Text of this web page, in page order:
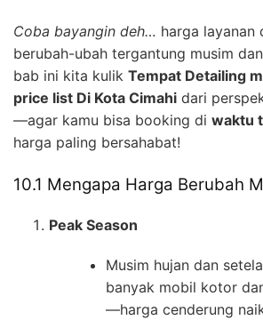
Coba bayangin deh… harga layanan
berubah-ubah tergantung musim
bab ini kita kulik Tempat Detailing
price list Di Kota Cimahi dari
—agar kamu bisa booking di waktu
harga paling bersahabat!
10.1 Mengapa Harga Berubah
Peak Season
Musim hujan dan
banyak mobil kotor
—harga cenderung